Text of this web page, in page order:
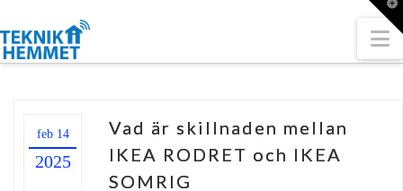
feb 14
2025
Vad är skillnaden mellan
IKEA RODRET och IKEA
SOMRIG